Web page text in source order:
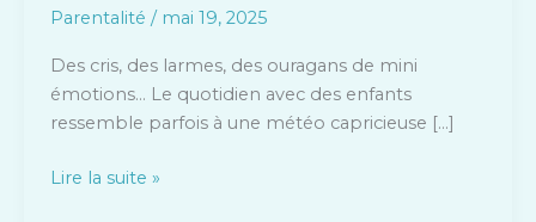
Parentalité / mai 19, 2025
Des cris, des larmes, des ouragans de mini
émotions… Le quotidien avec des enfants
ressemble parfois à une météo capricieuse […]
Lire la suite »